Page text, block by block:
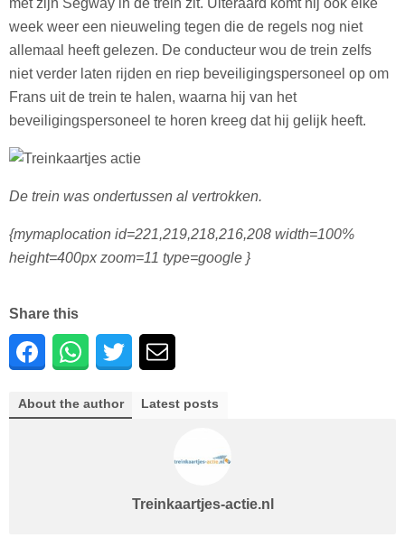
week weer een nieuweling tegen die de regels nog niet
allemaal heeft gelezen. De conducteur wou de trein zelfs
niet verder laten rijden en riep beveiligingspersoneel op om
Frans uit de trein te halen, waarna hij van het
beveiligingspersoneel te horen kreeg dat hij gelijk heeft.
De trein was ondertussen al vertrokken.
{mymaplocation id=221,219,218,216,208 width=100%
height=400px zoom=11 type=google }
Share this
About the author Latest posts
Treinkaartjes-actie.nl